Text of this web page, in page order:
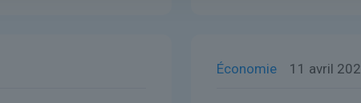
Économie 11 avril